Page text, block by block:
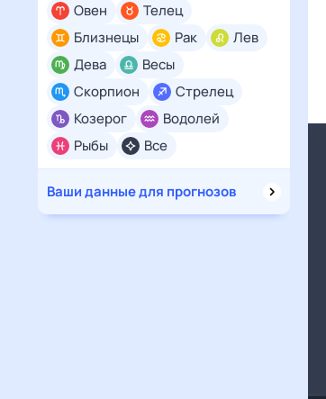
Все
Овен
Телец
Близнецы
Рак
Лев
Дева
Весы
Скорпион
Стрелец
Козерог
Водолей
Рыбы
Ваши данные для прогнозов